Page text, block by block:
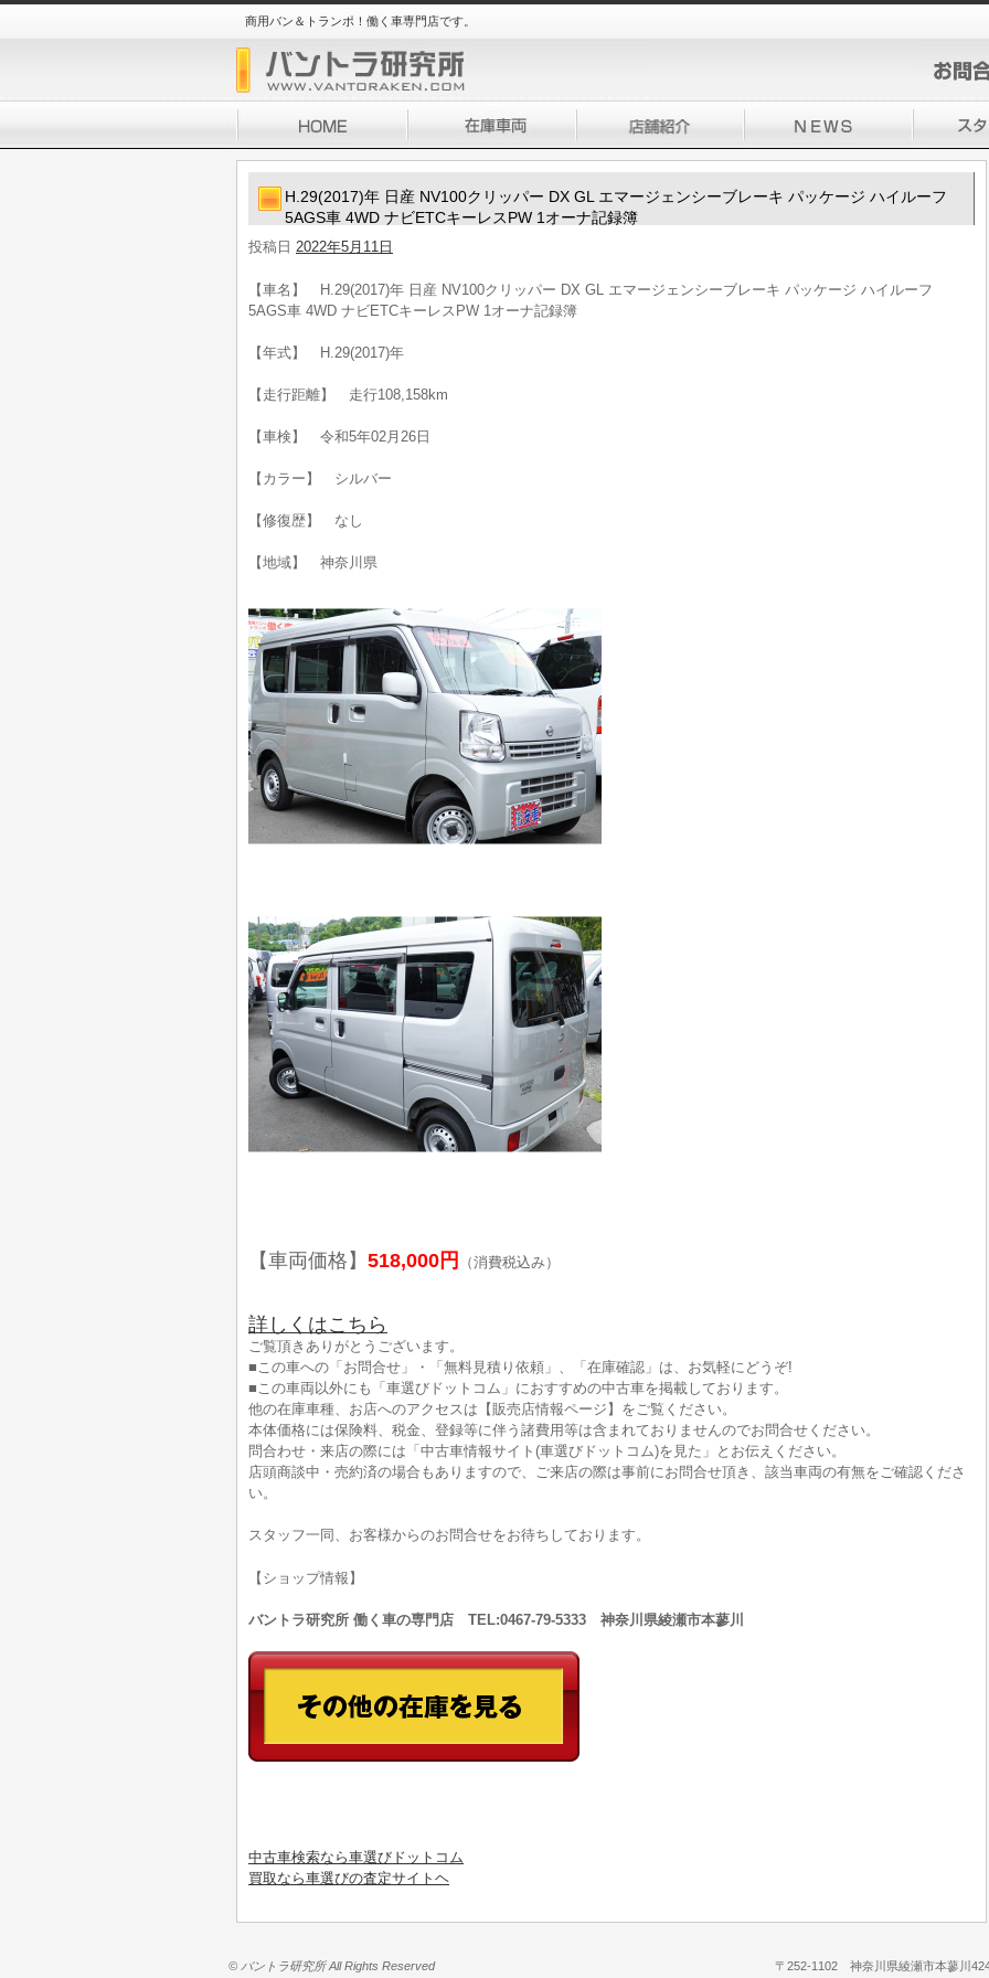
商用バン＆トランポ！働く車専門店です。
H.29(2017)年 日産 NV100クリッパー DX GL エマージェンシーブレーキ パッケージ ハイルーフ
5AGS車 4WD ナビETCキーレスPW 1オーナ記録簿
投稿日 2022年5月11日
【車名】 H.29(2017)年 日産 NV100クリッパー DX GL エマージェンシーブレーキ パッケージ ハイルーフ
5AGS車 4WD ナビETCキーレスPW 1オーナ記録簿
【年式】 H.29(2017)年
【走行距離】 走行108,158km
【車検】 令和5年02月26日
【カラー】 シルバー
【修復歴】 なし
【地域】 神奈川県
【車両価格】 518,000円 （消費税込み）
詳しくはこちら
ご覧頂きありがとうございます。
■この車への「お問合せ」・「無料見積り依頼」、「在庫確認」は、お気軽にどうぞ!
■この車両以外にも「車選びドットコム」におすすめの中古車を掲載しております。
他の在庫車種、お店へのアクセスは【販売店情報ページ】をご覧ください。
本体価格には保険料、税金、登録等に伴う諸費用等は含まれておりませんのでお問合せください。
問合わせ・来店の際には「中古車情報サイト(車選びドットコム)を見た」とお伝えください。
店頭商談中・売約済の場合もありますので、ご来店の際は事前にお問合せ頂き、該当車両の有無をご確認くださ
い。
スタッフ一同、お客様からのお問合せをお待ちしております。
【ショップ情報】
バントラ研究所 働く車の専門店 TEL:0467-79-5333 神奈川県綾瀬市本蓼川
中古車検索なら車選びドットコム
買取なら車選びの査定サイトヘ
© バントラ研究所 All Rights Reserved 〒252-1102 神奈川県綾瀬市本蓼川